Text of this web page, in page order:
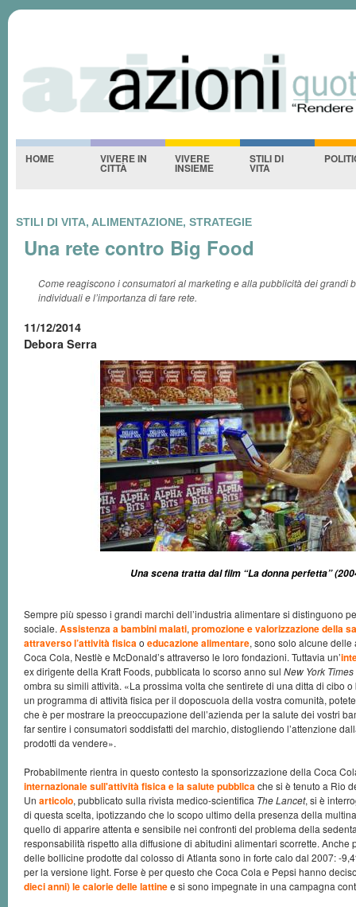
Azioniquotidiane
HOME VIVERE IN
CITTÀ
VIVERE
INSIEME
STILI DI
VITA
STILI DI VITA, ALIMENTAZIONE, STRATEGIE
Una rete contro Big Food
Come reagiscono i consumatori al marketing e alla pubblicità dei grandi
individuali e l’importanza di fare rete.
11/12/2014
Debora Serra
Una scena tratta dal film “La donna perfetta”
Sempre più spesso i grandi marchi dell’industria alimentare si distinguono
sociale. Assistenza a bambini malati, promozione e valorizzazione della
attraverso l’attività fisicao educazione alimentare, sono solo alcune delle
Coca Cola, Nestlè e McDonald’s attraverso le loro fondazioni. Tuttavia un’
ex dirigente della Kraft Foods, pubblicata lo scorso anno sul New York Times
ombra su simili attività. «La prossima volta che sentirete di una ditta di cibo
un programma di attività fisica per il doposcuola della vostra comunità,
che è per mostrare la preoccupazione dell’azienda per la salute dei vostri
far sentire i consumatori soddisfatti del marchio, distogliendo l’attenzione
prodotti da vendere».
Probabilmente rientra in questo contesto la sponsorizzazione della Coca
internazionale sull'attività fisica e la salute pubblicache si è tenuto a Rio
Un articolo, pubblicato sulla rivista medico-scientifica The Lancet, si è
di questa scelta, ipotizzando che lo scopo ultimo della presenza della
quello di apparire attenta e sensibile nei confronti del problema della
responsabilità rispetto alla diffusione di abitudini alimentari scorrette. Anche
delle bollicine prodotte dal colosso di Atlanta sono in forte calo dal 2007: -
per la versione light. Forse è per questo che Coca Cola e Pepsi hanno
dieci anni) le calorie delle lattinee si sono impegnate in una campagna